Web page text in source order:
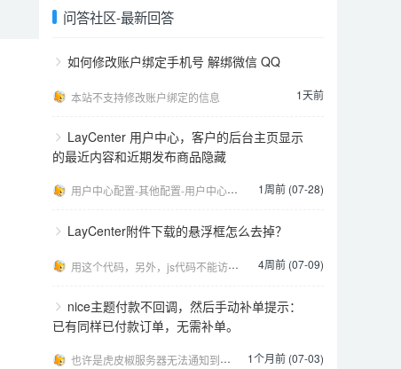
问答社区-最新回答
如何修改账户绑定手机号 解绑微信 QQ
本站不支持修改账户绑定的信息 1天前
LayCenter 用户中心，客户的后台主页显示
的最近内容和近期发布商品隐藏
用户中心配置-其他配置-用户中心自定义style，填写下面的代码： [code:css].user- 1周前 (07-28)
LayCenter附件下载的悬浮框怎么去掉？
用这个代码，另外，js代码不能访问head，否则不生效，要放在页面结尾 [code:css].lcp 4周前 (07-09)
nice主题付款不回调，然后手动补单提示：
已有同样已付款订单，无需补单。
也许是虎皮椒服务器无法通知到你网站，处理方法：https://kfuu.cn/qanda/zblog 1个月前 (07-03)